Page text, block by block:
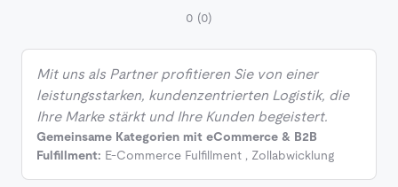
0 (0)
Mit uns als Partner profitieren Sie von einer
leistungsstarken, kundenzentrierten Logistik, die
Ihre Marke stärkt und Ihre Kunden begeistert.
Gemeinsame Kategorien mit eCommerce & B2B
Fulfillment: E-Commerce Fulfillment , Zollabwicklung